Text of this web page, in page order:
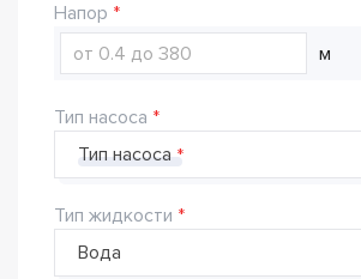
Напор
м
Тип насоса
Тип насоса
Тип жидкости